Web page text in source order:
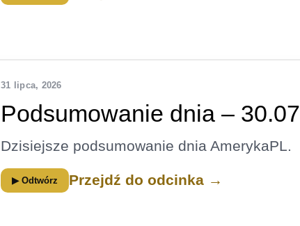
31 lipca, 2026
Podsumowanie dnia – 30.07
Dzisiejsze podsumowanie dnia AmerykaPL.
▶ Odtwórz Przejdź do odcinka →